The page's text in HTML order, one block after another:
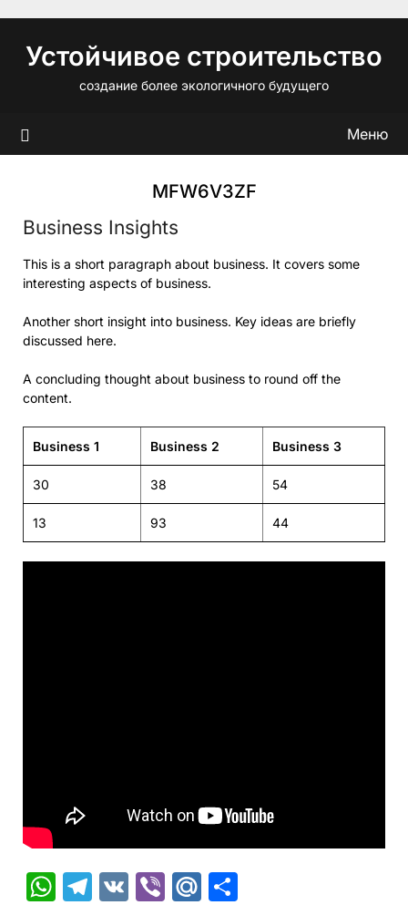
содержимому
Устойчивое строительство
создание более экологичного будущего
Меню
MFW6V3ZF
Business Insights
This is a short paragraph about business. It covers some
interesting aspects of business.
Another short insight into business. Key ideas are briefly
discussed here.
A concluding thought about business to round off the
content.
Business 1 Business 2 Business 3
30 38 54
13 93 44
WhatsApp
Telegram
VK ViberMail.Ru